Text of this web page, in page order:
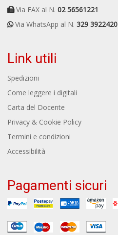
Via FAX al N. 02 56561221
Via WhatsApp al N. 329 3922420
Link utili
Spedizioni
Come leggere i digitali
Carta del Docente
Privacy & Cookie Policy
Termini e condizioni
Accessibilità
Pagamenti sicuri